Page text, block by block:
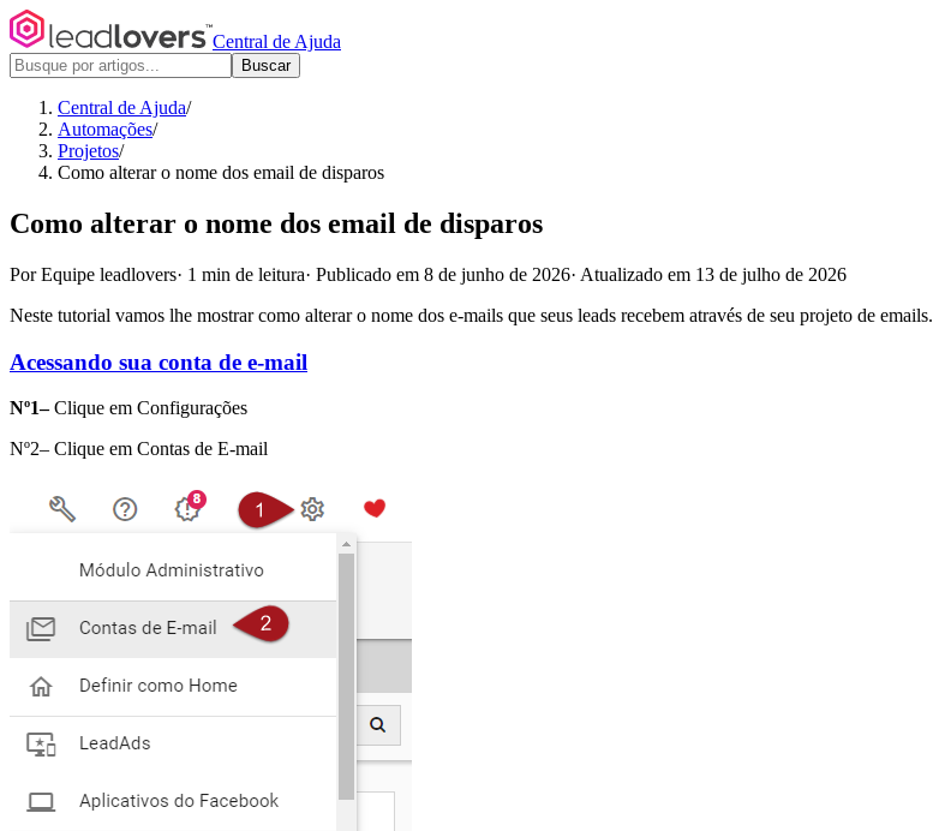
Central de Ajuda
Buscar
Central de Ajuda/
Automações/
Projetos/
Como alterar o nome dos email de disparos
Como alterar o nome dos email de disparos
Por Equipe leadlovers· 1 min de leitura· Publicado em 8 de junho de 2026· Atualizado em 13 de julho de 2026
Neste tutorial vamos lhe mostrar como alterar o nome dos e-mails que seus leads recebem através de seu projeto de emails.
Acessando sua conta de e-mail
Nº1–Clique em Configurações
Nº2– Clique em Contas de E-mail